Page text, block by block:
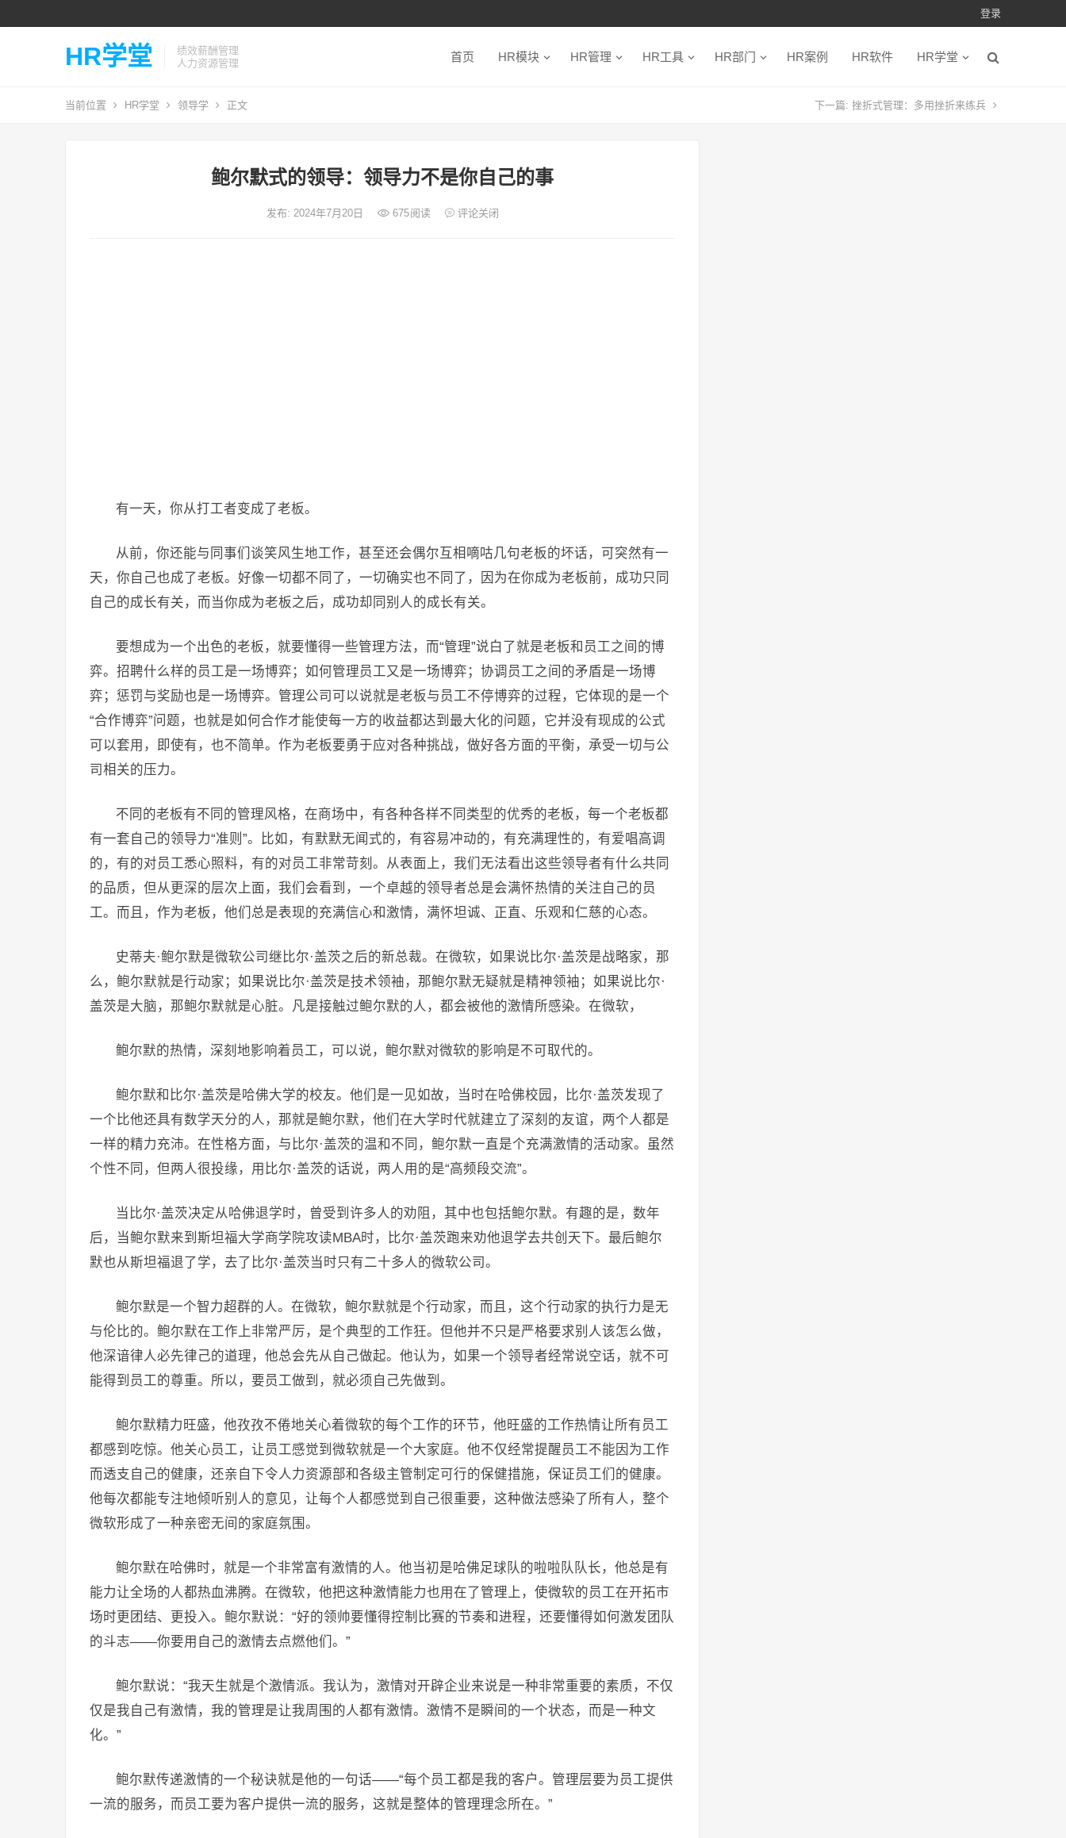
登录
HR学堂
绩效薪酬管理
人力资源管理
首页 HR模块 HR管理 HR工具 HR部门 HR案例 HR软件 HR学堂
当前位置 HR学堂 领导学 正文 下一篇: 挫折式管理：多用挫折来练兵
鲍尔默式的领导：领导力不是你自己的事
发布: 2024年7月20日 675阅读 评论关闭
有一天，你从打工者变成了老板。
从前，你还能与同事们谈笑风生地工作，甚至还会偶尔互相嘀咕几句老板的坏话，可突然有一
天，你自己也成了老板。好像一切都不同了，一切确实也不同了，因为在你成为老板前，成功只同
自己的成长有关，而当你成为老板之后，成功却同别人的成长有关。
要想成为一个出色的老板，就要懂得一些管理方法，而“管理”说白了就是老板和员工之间的博
弈。招聘什么样的员工是一场博弈；如何管理员工又是一场博弈；协调员工之间的矛盾是一场博
弈；惩罚与奖励也是一场博弈。管理公司可以说就是老板与员工不停博弈的过程，它体现的是一个
“合作博弈”问题，也就是如何合作才能使每一方的收益都达到最大化的问题，它并没有现成的公式
可以套用，即使有，也不简单。作为老板要勇于应对各种挑战，做好各方面的平衡，承受一切与公
司相关的压力。
不同的老板有不同的管理风格，在商场中，有各种各样不同类型的优秀的老板，每一个老板都
有一套自己的领导力“准则”。比如，有默默无闻式的，有容易冲动的，有充满理性的，有爱唱高调
的，有的对员工悉心照料，有的对员工非常苛刻。从表面上，我们无法看出这些领导者有什么共同
的品质，但从更深的层次上面，我们会看到，一个卓越的领导者总是会满怀热情的关注自己的员
工。而且，作为老板，他们总是表现的充满信心和激情，满怀坦诚、正直、乐观和仁慈的心态。
史蒂夫·鲍尔默是微软公司继比尔·盖茨之后的新总裁。在微软，如果说比尔·盖茨是战略家，那
么，鲍尔默就是行动家；如果说比尔·盖茨是技术领袖，那鲍尔默无疑就是精神领袖；如果说比尔·
盖茨是大脑，那鲍尔默就是心脏。凡是接触过鲍尔默的人，都会被他的激情所感染。在微软，
鲍尔默的热情，深刻地影响着员工，可以说，鲍尔默对微软的影响是不可取代的。
鲍尔默和比尔·盖茨是哈佛大学的校友。他们是一见如故，当时在哈佛校园，比尔·盖茨发现了
一个比他还具有数学天分的人，那就是鲍尔默，他们在大学时代就建立了深刻的友谊，两个人都是
一样的精力充沛。在性格方面，与比尔·盖茨的温和不同，鲍尔默一直是个充满激情的活动家。虽然
个性不同，但两人很投缘，用比尔·盖茨的话说，两人用的是“高频段交流”。
当比尔·盖茨决定从哈佛退学时，曾受到许多人的劝阻，其中也包括鲍尔默。有趣的是，数年
后，当鲍尔默来到斯坦福大学商学院攻读MBA时，比尔·盖茨跑来劝他退学去共创天下。最后鲍尔
默也从斯坦福退了学，去了比尔·盖茨当时只有二十多人的微软公司。
鲍尔默是一个智力超群的人。在微软，鲍尔默就是个行动家，而且，这个行动家的执行力是无
与伦比的。鲍尔默在工作上非常严厉，是个典型的工作狂。但他并不只是严格要求别人该怎么做，
他深谙律人必先律己的道理，他总会先从自己做起。他认为，如果一个领导者经常说空话，就不可
能得到员工的尊重。所以，要员工做到，就必须自己先做到。
鲍尔默精力旺盛，他孜孜不倦地关心着微软的每个工作的环节，他旺盛的工作热情让所有员工
都感到吃惊。他关心员工，让员工感觉到微软就是一个大家庭。他不仅经常提醒员工不能因为工作
而透支自己的健康，还亲自下令人力资源部和各级主管制定可行的保健措施，保证员工们的健康。
他每次都能专注地倾听别人的意见，让每个人都感觉到自己很重要，这种做法感染了所有人，整个
微软形成了一种亲密无间的家庭氛围。
鲍尔默在哈佛时，就是一个非常富有激情的人。他当初是哈佛足球队的啦啦队队长，他总是有
能力让全场的人都热血沸腾。在微软，他把这种激情能力也用在了管理上，使微软的员工在开拓市
场时更团结、更投入。鲍尔默说：“好的领帅要懂得控制比赛的节奏和进程，还要懂得如何激发团队
的斗志——你要用自己的激情去点燃他们。”
鲍尔默说：“我天生就是个激情派。我认为，激情对开辟企业来说是一种非常重要的素质，不仅
仅是我自己有激情，我的管理是让我周围的人都有激情。激情不是瞬间的一个状态，而是一种文
化。”
鲍尔默传递激情的一个秘诀就是他的一句话——“每个员工都是我的客户。管理层要为员工提供
一流的服务，而员工要为客户提供一流的服务，这就是整体的管理理念所在。”